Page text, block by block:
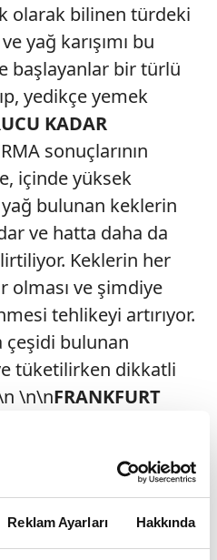
Reklam Ayarları Hakkında
olarak bilinen türdeki
yağ karışımı bu
başlayanlar bir türlü
yedikçe yemek
KADAR
sonuçlarının
içinde yüksek
bulunan keklerin
ve hatta daha da
Keklerin her
olması ve şimdiye
tehlikeyi artırıyor.
çeşidi bulunan
tüketilirken dikkatli
\n\nFRANKFURT